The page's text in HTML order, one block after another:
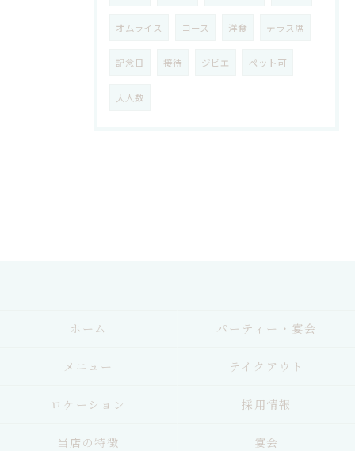
オムライス コース 洋食 テラス席
記念日 接待 ジビエ ペット可
大人数
ホーム パーティー・宴会
メニュー テイクアウト
ロケーション 採用情報
当店の特徴 宴会